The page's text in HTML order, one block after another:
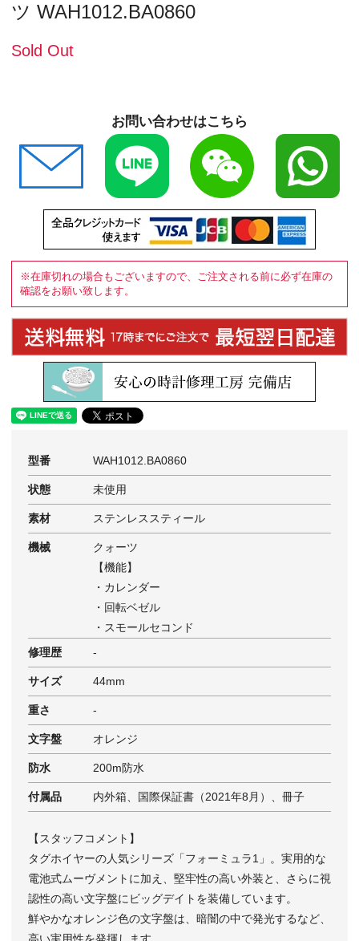
ツ WAH1012.BA0860
Sold Out
お問い合わせはこちら
※在庫切れの場合もございますので、ご注文される前に必ず在庫の
確認をお願い致します。
型番 WAH1012.BA0860
状態 未使用
素材 ステンレススティール
機械
クォーツ
【機能】
・カレンダー
・回転ベゼル
・スモールセコンド
修理歴
-
サイズ 44mm
重さ -
文字盤 オレンジ
防水 200m防水
付属品 内外箱、国際保証書（2021年8月）、冊子
【スタッフコメント】
タグホイヤーの人気シリーズ「フォーミュラ1」。実用的な
電池式ムーヴメントに加え、堅牢性の高い外装と、さらに視
認性の高い文字盤にビッグデイトを装備しています。
鮮やかなオレンジ色の文字盤は、暗闇の中で発光するなど、
高い実用性を発揮します。